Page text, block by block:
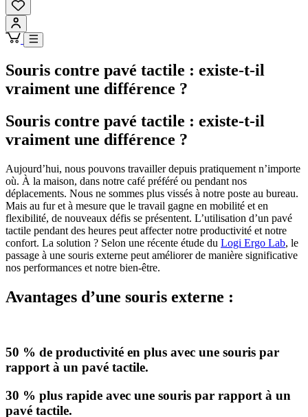
Souris contre pavé tactile : existe-t-il
vraiment une différence ?
Souris contre pavé tactile : existe-t-il
vraiment une différence ?
Aujourd’hui, nous pouvons travailler depuis pratiquement n’importe
où. À la maison, dans notre café préféré ou pendant nos
déplacements. Nous ne sommes plus vissés à notre poste au bureau.
Mais au fur et à mesure que le travail gagne en mobilité et en
flexibilité, de nouveaux défis se présentent. L’utilisation d’un pavé
tactile pendant des heures peut affecter notre productivité et notre
confort. La solution ? Selon une récente étude du Logi Ergo Lab, le
passage à une souris externe peut améliorer de manière significative
nos performances et notre bien-être.
Avantages d’une souris externe :
50 % de productivité en plus avec une souris par
rapport à un pavé tactile.
30 % plus rapide avec une souris par rapport à un
pavé tactile.